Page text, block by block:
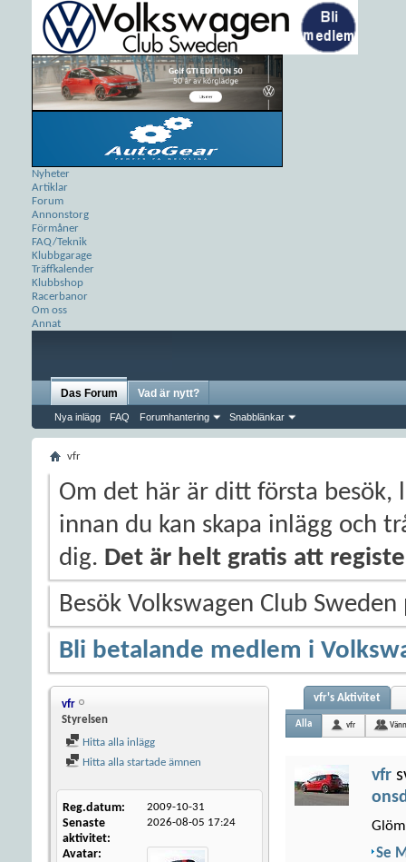
Nyheter
Artiklar
Forum
Annonstorg
Förmåner
FAQ/Teknik
Klubbgarage
Träffkalender
Klubbshop
Racerbanor
Om oss
Annat
Das Forum
Nya inlägg FAQ Forumhantering Snabblänkar
Vad är nytt?
vfr
Om det här är ditt första besök,
innan du kan skapa inlägg och
dig. Det är helt gratis att
Besök Volkswagen Club
Bli betalande medlem i
vfr
Styrelsen
Hitta alla inlägg
Hitta alla startade ämnen
Reg.datum 2009-10-31
Senaste
aktivitet
2026-08-05 17:24
Avatar
vfr's Aktivitet
Alla vfr
vfr
Se